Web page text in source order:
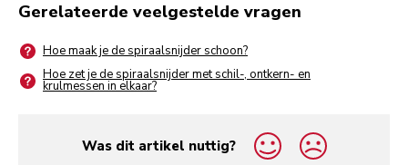
Gerelateerde veelgestelde vragen
Hoe maak je de spiraalsnijder schoon?
Hoe zet je de spiraalsnijder met schil-, ontkern- en
krulmessen in elkaar?
Was dit artikel nuttig?
yes
no